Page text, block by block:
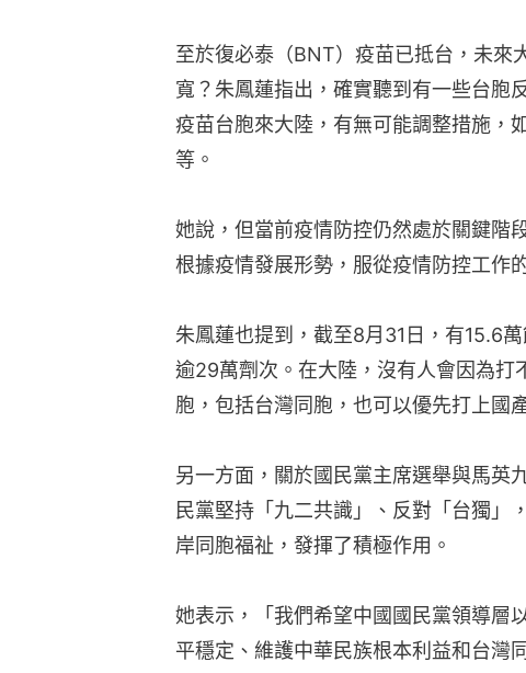
至於復必泰（BNT）疫苗已抵台，未來
寬？朱鳳蓮指出，確實聽到有一些台胞
疫苗台胞來大陸，有無可能調整措施，
等。
她說，但當前疫情防控仍然處於關鍵階
根據疫情發展形勢，服從疫情防控工作
朱鳳蓮也提到，截至8月31日，有15.6
逾29萬劑次。在大陸，沒有人會因為打
胞，包括台灣同胞，也可以優先打上國
另一方面，關於國民黨主席選舉與馬英
民黨堅持「九二共識」、反對「台獨」
岸同胞福祉，發揮了積極作用。
她表示，「我們希望中國國民黨領導層
平穩定、維護中華民族根本利益和台灣